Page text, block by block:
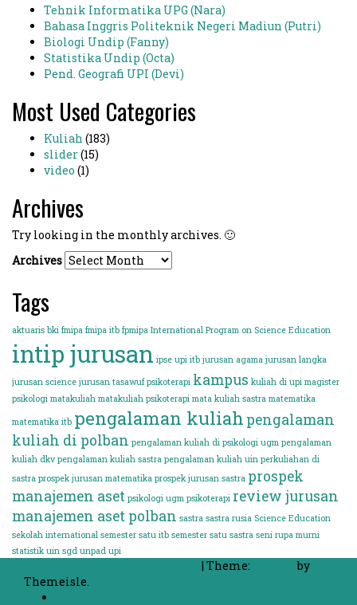
Tehnik Informatika UPG (Nara)
Bahasa Inggris Politeknik Negeri Madiun (Putri)
Biologi Undip (Fanny)
Statistika Undip (Octa)
Pend. Geografi UPI (Devi)
Most Used Categories
Kuliah (183)
slider(15)
video (1)
Archives
Try looking in the monthly archives. 🙂
Archives
Tags
aktuaris bki fmipa fmipa itb fpmipa International Program on Science Education
intip jurusan ipse upi itb jurusan agama jurusan langka
jurusan science jurusan tasawuf psikoterapi kampus kuliah di upi magister
psikologi matakuliah matakuliah psikoterapi mata kuliah sastra matematika
matematika itb pengalaman kuliah pengalaman
kuliah di polban pengalaman kuliah di psikologi ugm pengalaman
kuliah dkv pengalaman kuliah sastra pengalaman kuliah uin perkuliahan di
sastra prospek jurusan matematika prospek jurusan sastra prospek
manajemen aset psikologi ugm psikoterapi review jurusan
manajemen aset polban sastra sastra rusia Science Education
sekolah international semester satu itb semester satu sastra seni rupa murni
statistik uin sgd unpad upi
| Theme:
by
Themeisle.